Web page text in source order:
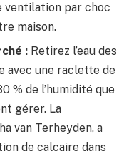
ventilation par choc
maison.
: Retirez l’eau des
avec une raclette de
% de l’humidité que
gérer. La
van Terheyden, a
de calcaire dans